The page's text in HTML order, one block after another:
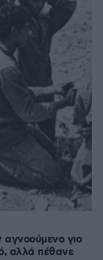
αγνοούμενο γιο
αλλά πέθανε